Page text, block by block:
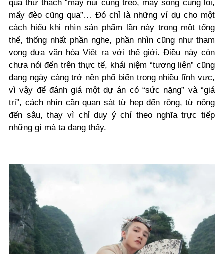
qua thử thách “mấy núi cũng trèo, mấy sông cũng lội,
mấy đèo cũng qua”… Đó chỉ là những ví dụ cho một
cách hiểu khi nhìn sản phẩm lần này trong một tổng
thể, thống nhất phần nghe, phần nhìn cũng như tham
vọng đưa văn hóa Việt ra với thế giới. Điều này còn
chưa nói đến trên thực tế, khái niệm “tương liên” cũng
đang ngày càng trở nên phổ biến trong nhiều lĩnh vực,
vì vậy để đánh giá một dự án có “sức nặng” và “giá
trị”, cách nhìn cần quan sát từ hẹp đến rộng, từ nông
đến sâu, thay vì chỉ duy ý chí theo nghĩa trực tiếp
những gì mà ta đang thấy.